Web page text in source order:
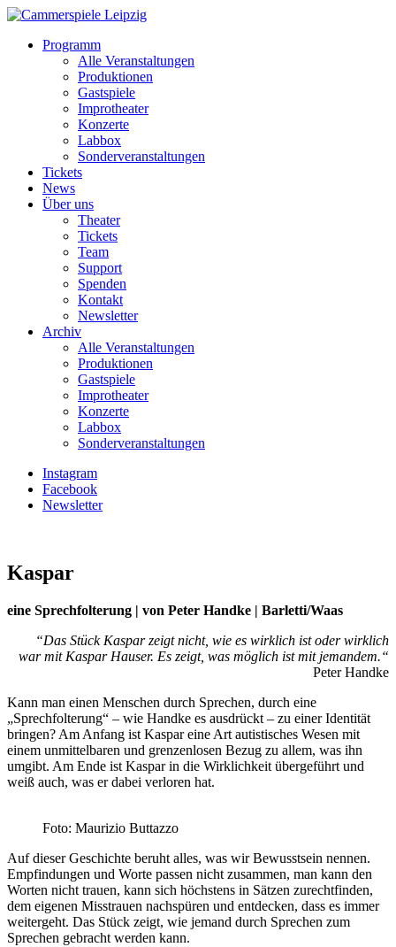
Programm
Alle Veranstaltungen
Produktionen
Gastspiele
Improtheater
Konzerte
Labbox
Sonderveranstaltungen
Tickets
News
Über uns
Theater
Tickets
Team
Support
Spenden
Kontakt
Newsletter
Archiv
Alle Veranstaltungen
Produktionen
Gastspiele
Improtheater
Konzerte
Labbox
Sonderveranstaltungen
Instagram
Facebook
Newsletter
Kaspar
eine Sprechfolterung | von Peter Handke | Barletti/Waas
“Das Stück Kaspar zeigt nicht, wie es wirklich ist oder wirklich
war mit Kaspar Hauser. Es zeigt, was möglich ist mit jemandem.“
Peter Handke
Kann man einen Menschen durch Sprechen, durch eine
„Sprechfolterung“ – wie Handke es ausdrückt – zu einer Identität
bringen? Am Anfang ist Kaspar eine Art autistisches Wesen mit
einem unmittelbaren und grenzenlosen Bezug zu allem, was ihn
umgibt. Am Ende ist Kaspar in die Wirklichkeit übergeführt und
weiß auch, was er dabei verloren hat.
Foto: Maurizio Buttazzo
Auf dieser Geschichte beruht alles, was wir Bewusstsein nennen.
Empfindungen und Worte passen nicht zusammen, man kann den
Worten nicht trauen, kann sich höchstens in Sätzen zurechtfinden,
dem eigenen Misstrauen nachspüren und entdecken, dass es immer
weitergeht. Das Stück zeigt, wie jemand durch Sprechen zum
Sprechen gebracht werden kann.